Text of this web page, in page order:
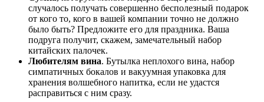
случалось получать совершенно бесполезный подарок
от кого то, кого в вашей компании точно не должно
было быть? Предложите его для праздника. Ваша
подруга получит, скажем, замечательный набор
китайских палочек.
Любителям вина. Бутылка неплохого вина, набор
симпатичных бокалов и вакуумная упаковка для
хранения волшебного напитка, если не удастся
расправиться с ним сразу.